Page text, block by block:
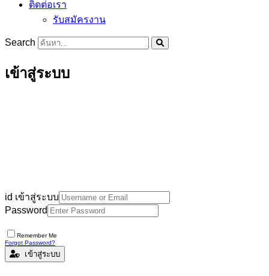
ติดต่อเรา
รับสมัครงาน
Search
เข้าสู่ระบบ
id เข้าสู่ระบบ
Password
Remember Me
Forgot Password?
เข้าสู่ระบบ